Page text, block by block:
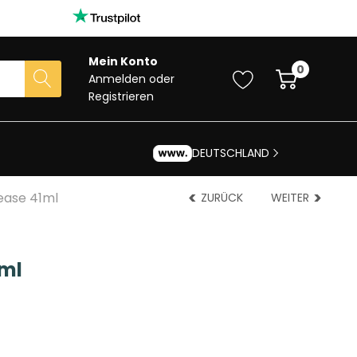
Mein Konto
Anmelden oder
Registrieren
0
DEUTSCHLAND
41ml ZURÜCK WEITER